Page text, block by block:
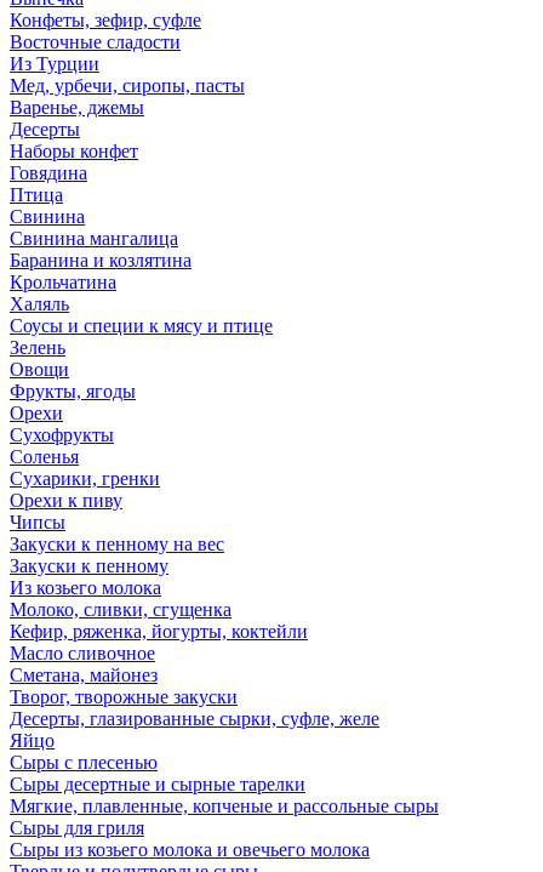
Конфеты, зефир, суфле
Восточные сладости
Из Турции
Мед, урбечи, сиропы, пасты
Варенье, джемы
Десерты
Наборы конфет
Говядина
Птица
Свинина
Свинина мангалица
Баранина и козлятина
Крольчатина
Халяль
Соусы и специи к мясу и птице
Зелень
Овощи
Фрукты, ягоды
Орехи
Сухофрукты
Соленья
Сухарики, гренки
Орехи к пиву
Чипсы
Закуски к пенному на вес
Закуски к пенному
Из козьего молока
Молоко, сливки, сгущенка
Кефир, ряженка, йогурты, коктейли
Масло сливочное
Сметана, майонез
Творог, творожные закуски
Десерты, глазированные сырки, суфле, желе
Яйцо
Сыры с плесенью
Сыры десертные и сырные тарелки
Мягкие, плавленные, копченые и рассольные сыры
Сыры для гриля
Сыры из козьего молока и овечьего молока